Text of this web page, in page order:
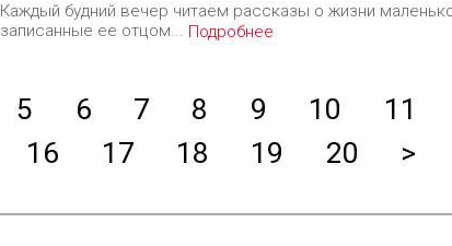
Каждый будний вечер читаем рассказы о жизни
записанные ее отцом... Подробнее
5 6 7 8 9 10 11
16 17 18 19 20 >